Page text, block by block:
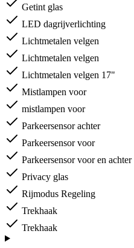
Getint glas
LED dagrijverlichting
Lichtmetalen velgen
Lichtmetalen velgen
Lichtmetalen velgen 17"
Mistlampen voor
mistlampen voor
Parkeersensor achter
Parkeersensor voor
Parkeersensor voor en achter
Privacy glas
Rijmodus Regeling
Trekhaak
Trekhaak